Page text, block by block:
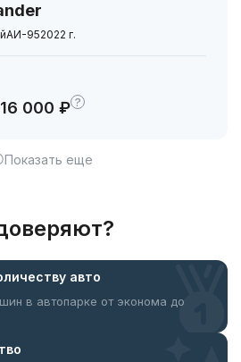
АИ-952022 г.
16 000 ₽ ?
Показать еще
авто
в автопарке от эконома до